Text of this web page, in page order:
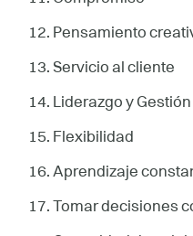
Pensamiento
Servicio al cliente
Liderazgo y Gestión
Flexibilidad
Aprendizaje
Tomar decisiones